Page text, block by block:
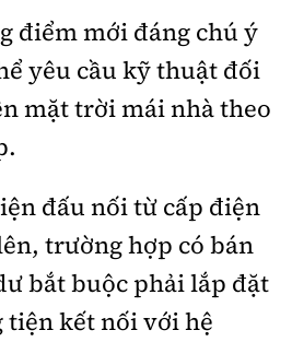
Sơn Tùng,
Đức Hùng
và Phát hành:
282
hình thức nếu không có sự
điểm mới đáng chú ý
yêu cầu kỹ thuật đối
mặt trời mái nhà theo
đấu nối từ cấp điện
trường hợp có bán
bắt buộc phải lắp đặt
kết nối với hệ